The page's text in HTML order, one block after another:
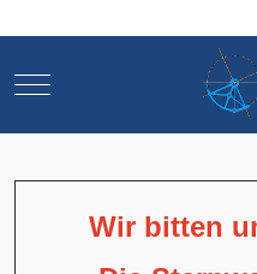
Mobile Menu Toggle
Wir bitten